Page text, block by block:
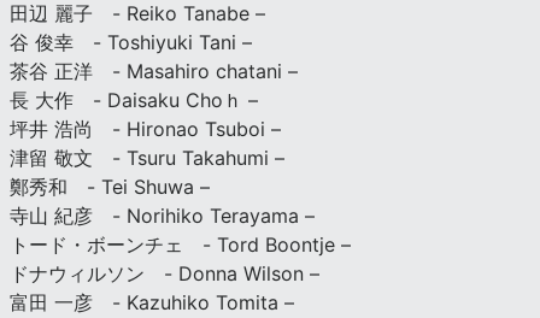
田辺 麗子 - Reiko Tanabe –
谷 俊幸 - Toshiyuki Tani –
茶谷 正洋 - Masahiro chatani –
長 大作 - Daisaku Choｈ –
坪井 浩尚 - Hironao Tsuboi –
津留 敬文 - Tsuru Takahumi –
鄭秀和 - Tei Shuwa –
寺山 紀彦 - Norihiko Terayama –
トード・ボーンチェ - Tord Boontje –
ドナウィルソン - Donna Wilson –
富田 一彦 - Kazuhiko Tomita –